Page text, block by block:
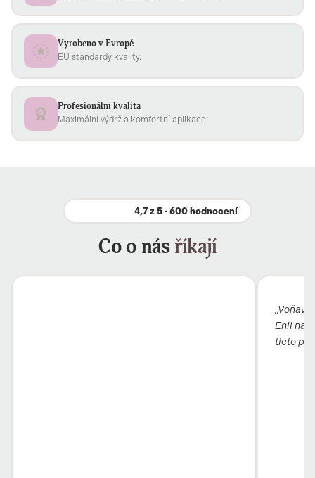
Vyrobeno v Evropě
EU standardy kvality.
Profesionální kvalita
Maximální výdrž a komfortní aplikace.
4,7 z 5 · 600 hodnocení
Co o násříkají
Enii
tieto